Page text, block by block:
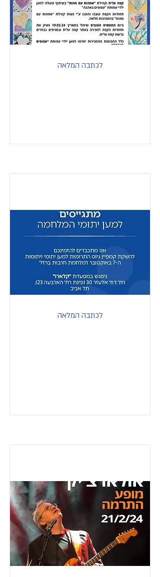
לכתבה המלאה
לכתבה המלאה